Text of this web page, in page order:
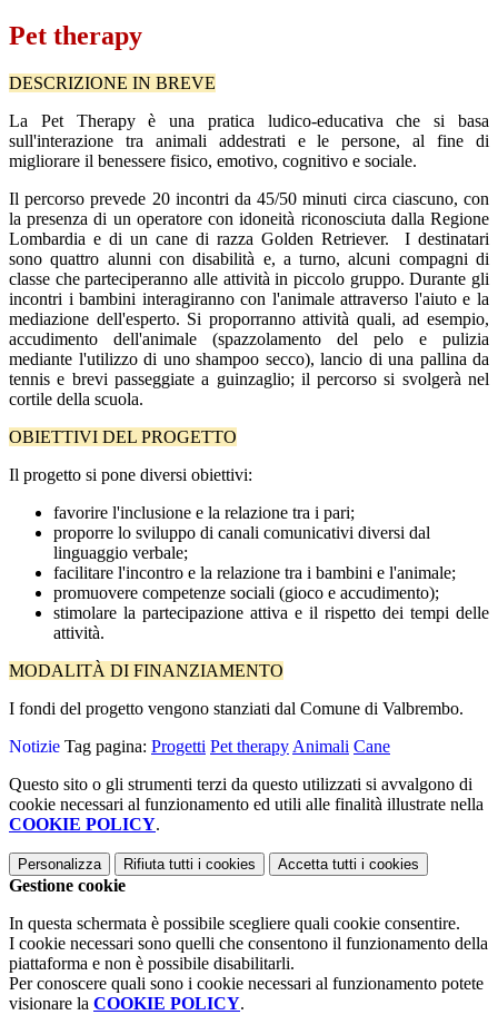
Pet therapy
DESCRIZIONE IN BREVE
La Pet Therapy è una pratica ludico-educativa che si basa
sull'interazione tra animali addestrati e le persone, al fine di
migliorare il benessere fisico, emotivo, cognitivo e sociale.
Il percorso prevede 20 incontri da 45/50 minuti circa ciascuno, con
la presenza di un operatore con idoneità riconosciuta dalla Regione
Lombardia e di un cane di razza Golden Retriever. I destinatari
sono quattro alunni con disabilità e, a turno, alcuni compagni di
classe che parteciperanno alle attività in piccolo gruppo. Durante gli
incontri i bambini interagiranno con l'animale attraverso l'aiuto e la
mediazione dell'esperto. Si proporranno attività quali, ad esempio,
accudimento dell'animale (spazzolamento del pelo e pulizia
mediante l'utilizzo di uno shampoo secco), lancio di una pallina da
tennis e brevi passeggiate a guinzaglio; il percorso si svolgerà nel
cortile della scuola.
OBIETTIVI DEL PROGETTO
Il progetto si pone diversi obiettivi:
favorire l'inclusione e la relazione tra i pari;
proporre lo sviluppo di canali comunicativi diversi dal
linguaggio verbale;
facilitare l'incontro e la relazione tra i bambini e l'animale;
promuovere competenze sociali (gioco e accudimento);
stimolare la partecipazione attiva e il rispetto dei tempi delle
attività.
MODALITÀ DI FINANZIAMENTO
I fondi del progetto vengono stanziati dal Comune di Valbrembo.
Notizie Tag pagina: Progetti Pet therapy Animali Cane
Questo sito o gli strumenti terzi da questo utilizzati si avvalgono di
cookie necessari al funzionamento ed utili alle finalità illustrate nella
COOKIE POLICY.
Personalizza Rifiuta tutti i cookies Accetta tutti i cookies
Gestione cookie
In questa schermata è possibile scegliere quali cookie consentire.
I cookie necessari sono quelli che consentono il funzionamento della
piattaforma e non è possibile disabilitarli.
Per conoscere quali sono i cookie necessari al funzionamento potete
visionare la COOKIE POLICY.